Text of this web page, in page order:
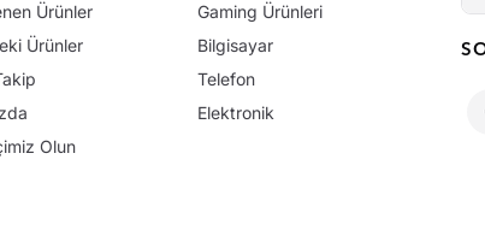
Ürünler
Ürünler
Olun
Gaming Ürünleri
Bilgisayar
Telefon
Elektronik